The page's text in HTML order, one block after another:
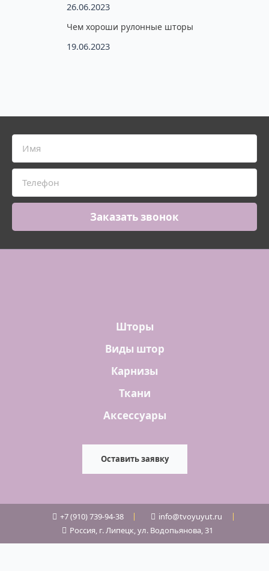
26.06.2023
Чем хороши рулонные шторы
19.06.2023
Заказать звонок
Шторы
Виды штор
Карнизы
Ткани
Аксессуары
Оставить заявку
+7 (910) 739-94-38
info@tvoyuyut.ru
Россия, г. Липецк, ул. Водопьянова, 31